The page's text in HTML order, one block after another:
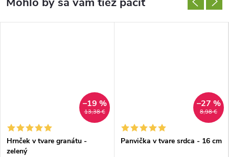
13,38 €
–19 %
Hrnček v tvare granátu -
zelený
8,98 €
–27 %
Panvička v tvare srdca - 16 cm